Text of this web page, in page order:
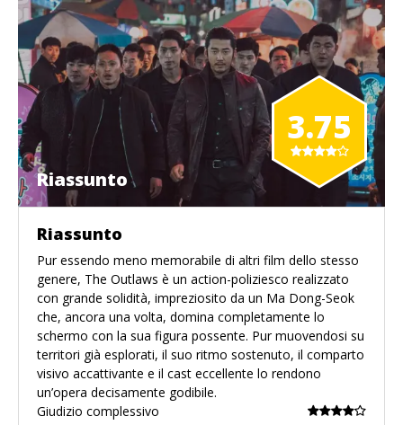
3.75
Riassunto
Riassunto
Pur essendo meno memorabile di altri film dello stesso
genere, The Outlaws è un action-poliziesco realizzato
con grande solidità, impreziosito da un Ma Dong-Seok
che, ancora una volta, domina completamente lo
schermo con la sua figura possente. Pur muovendosi su
territori già esplorati, il suo ritmo sostenuto, il comparto
visivo accattivante e il cast eccellente lo rendono
un’opera decisamente godibile.
Giudizio complessivo